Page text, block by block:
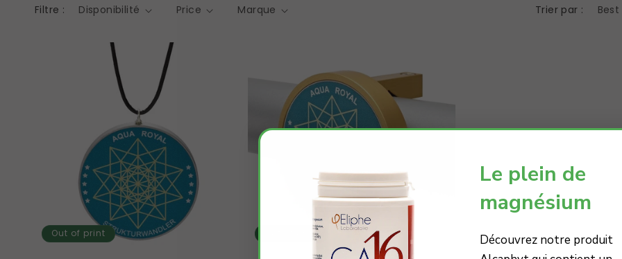
Filtre : Disponibilité Price Marque Trier par :
Out of print Out of print
Le plein de
magnésium
Découvrez notre produit